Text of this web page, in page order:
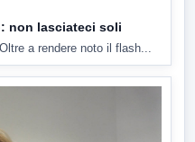
non lasciateci soli
a rendere noto il flash...